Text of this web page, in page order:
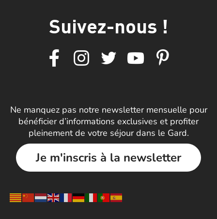
Suivez-nous !
Ne manquez pas notre newsletter mensuelle pour
bénéficier d’informations exclusives et profiter
pleinement de votre séjour dans le Gard.
Je m'inscris à la newsletter